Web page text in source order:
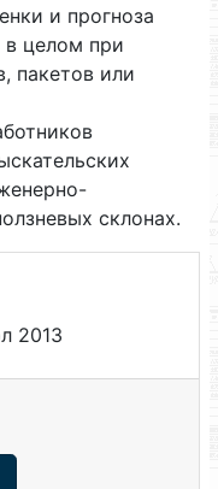
и прогноза
в целом при
пакетов или
склонах.
2013